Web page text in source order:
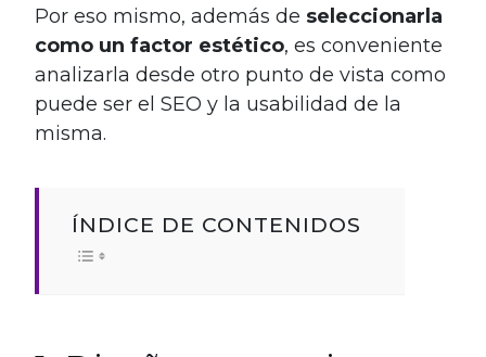
Por eso mismo, además de seleccionarla
como un factor estético, es conveniente
analizarla desde otro punto de vista como
puede ser el SEO y la usabilidad de la
misma.
ÍNDICE DE CONTENIDOS